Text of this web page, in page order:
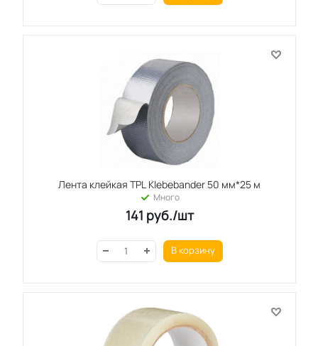
Лента клейкая TPL Klebebander 50 мм*25 м
Много
141 руб./шт
В корзину